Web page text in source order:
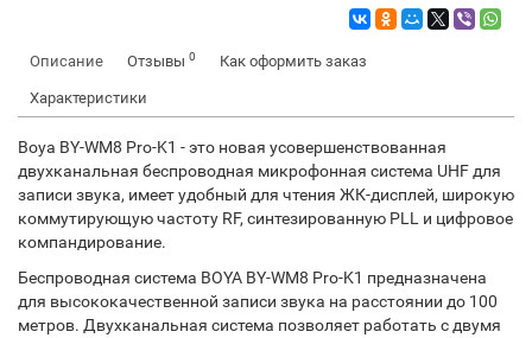
Описание Отзывы 0 Как оформить заказ
Характеристики
Boya BY-WM8 Pro-K1 - это новая усовершенствованная
двухканальная беспроводная микрофонная система UHF для
записи звука, имеет удобный для чтения ЖК-дисплей, широкую
коммутирующую частоту RF, синтезированную PLL и цифровое
компандирование.
Беспроводная система BOYA BY-WM8 Pro-K1 предназначена
для высококачественной записи звука на расстоянии до 100
метров. Двухканальная система позволяет работать с двумя